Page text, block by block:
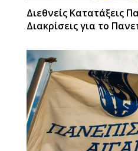
Διεθνείς Κατατάξεις
Διακρίσεις για το